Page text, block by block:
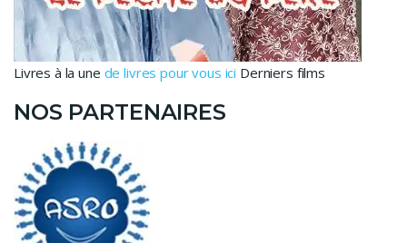
Livres à la une de livres pour vous ici Derniers films
NOS PARTENAIRES